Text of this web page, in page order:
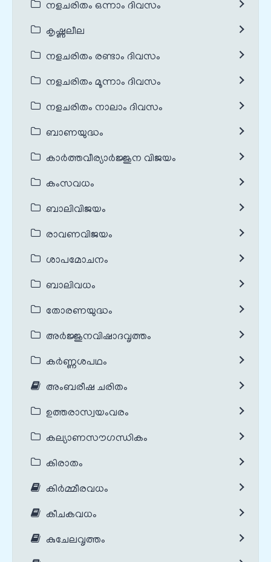
നളചരിതം ഒന്നാം ദിവസം
കൃഷ്ണലീല
നളചരിതം രണ്ടാം ദിവസം
നളചരിതം മൂന്നാം ദിവസം
നളചരിതം നാലാം ദിവസം
ബാണയുദ്ധം
കാർത്തവീര്യാർജ്ജുന വിജയം
കംസവധം
ബാലിവിജയം
രാവണവിജയം
ശാപമോചനം
ബാലിവധം
തോരണയുദ്ധം
അർജ്ജുനവിഷാദവൃത്തം
കർണ്ണശപഥം
അംബരീഷ ചരിതം
ഉത്തരാസ്വയംവരം
കല്യാണസൗഗന്ധികം
കിരാതം
കിർമ്മീരവധം
കീചകവധം
കുചേലവൃത്തം